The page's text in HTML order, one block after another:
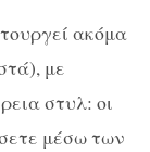
ακόμα
με
στυλ: οι
μέσω των